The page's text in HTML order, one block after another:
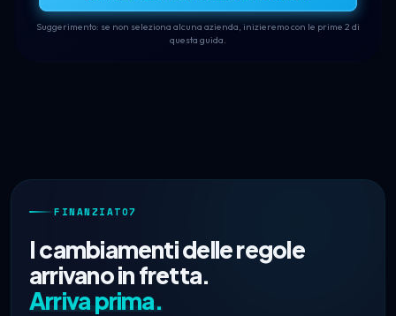
Suggerimento: se non seleziona alcuna azienda, inizieremo con le prime 2 di
questa guida.
FINANZIATO7
I cambiamenti delle regole
arrivano in fretta.
Arriva prima.